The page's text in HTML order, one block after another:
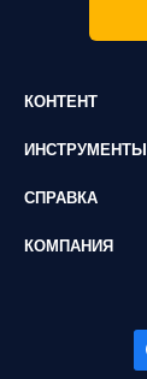
КОНТЕНТ
ИНСТРУМЕНТЫ
СПРАВКА
КОМПАНИЯ